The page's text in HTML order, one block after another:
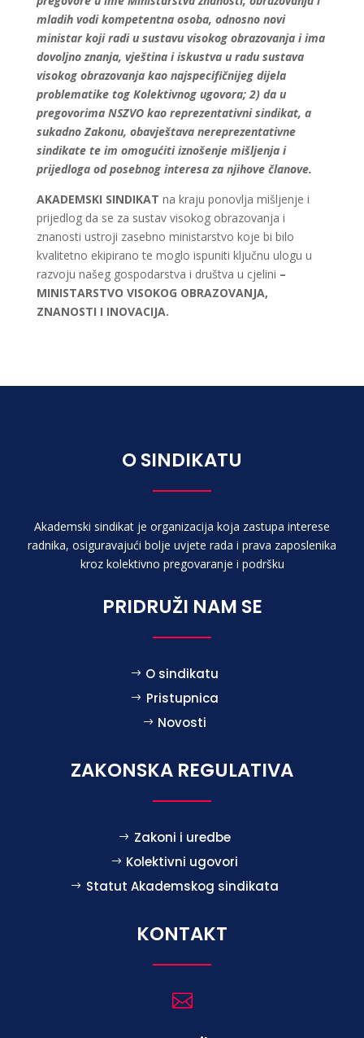
mladih vodi kompetentna osoba, odnosno novi
ministar koji radi u sustavu visokog obrazovanja i ima
dovoljno znanja, vještina i iskustva u radu sustava
visokog obrazovanja kao najspecifičnijeg dijela
problematike tog Kolektivnog ugovora; 2) da u
pregovorima NSZVO kao reprezentativni sindikat, a
sukadno Zakonu, obavještava nereprezentativne
sindikate te im omogućiti iznošenje mišljenja i
prijedloga od posebnog interesa za njihove članove.
AKADEMSKI SINDIKAT na kraju ponovlja mišljenje i
prijedlog da se za sustav visokog obrazovanja i
znanosti ustroji zasebno ministarstvo koje bi bilo
kvalitetno ekipirano te moglo ispuniti ključnu ulogu u
razvoju našeg gospodarstva i društva u cjelini –
MINISTARSTVO VISOKOG OBRAZOVANJA,
ZNANOSTI I INOVACIJA.
O SINDIKATU
Akademski sindikat je organizacija koja zastupa interese
radnika, osiguravajući bolje uvjete rada i prava zaposlenika
kroz kolektivno pregovaranje i podršku
PRIDRUŽI NAM SE
O sindikatu
Pristupnica
Novosti
ZAKONSKA REGULATIVA
Zakoni i uredbe
Kolektivni ugovori
Statut Akademskog sindikata
KONTAKT
